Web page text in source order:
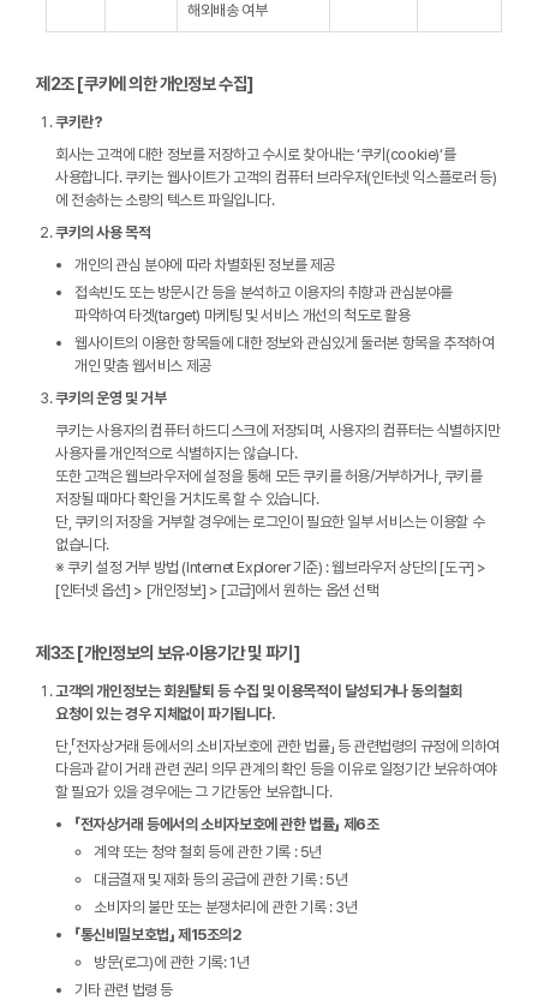
해외배송 여부
제2조 [쿠키에 의한 개인정보 수집]
쿠키란?
회사는 고객에 대한 정보를 저장하고 수시로 찾아내는 ‘쿠키(cookie)‘를
사용합니다. 쿠키는 웹사이트가 고객의 컴퓨터 브라우저(인터넷 익스플로러 등)
에 전송하는 소량의 텍스트 파일입니다.
쿠키의 사용 목적
개인의 관심 분야에 따라 차별화된 정보를 제공
접속빈도 또는 방문시간 등을 분석하고 이용자의 취향과 관심분야를
파악하여 타겟(target) 마케팅 및 서비스 개선의 척도로 활용
웹사이트의 이용한 항목들에 대한 정보와 관심있게 둘러본 항목을 추적하여
개인 맞춤 웹서비스 제공
쿠키의 운영 및 거부
쿠키는 사용자의 컴퓨터 하드디스크에 저장되며, 사용자의 컴퓨터는 식별하지만
사용자를 개인적으로 식별하지는 않습니다.
또한 고객은 웹브라우저에 설정을 통해 모든 쿠키를 허용/거부하거나, 쿠키를
저장될 때마다 확인을 거치도록 할 수 있습니다.
단, 쿠키의 저장을 거부할 경우에는 로그인이 필요한 일부 서비스는 이용할 수
없습니다.
※ 쿠키 설정 거부 방법 (Internet Explorer 기준) : 웹브라우저 상단의 [도구] >
[인터넷 옵션] > [개인정보] > [고급]에서 원하는 옵션 선택
제3조 [개인정보의 보유∙이용기간 및 파기]
고객의 개인정보는 회원탈퇴 등 수집 및 이용목적이 달성되거나 동의철회
요청이 있는 경우 지체없이 파기됩니다.
단,「전자상거래 등에서의 소비자보호에 관한 법률」 등 관련법령의 규정에 의하여
다음과 같이 거래 관련 권리 의무 관계의 확인 등을 이유로 일정기간 보유하여야
할 필요가 있을 경우에는 그 기간동안 보유합니다.
「전자상거래 등에서의 소비자보호에 관한 법률」 제6조
계약 또는 청약 철회 등에 관한 기록 : 5년
대금결재 및 재화 등의 공급에 관한 기록 : 5년
소비자의 불만 또는 분쟁처리에 관한 기록 : 3년
「통신비밀보호법」 제15조의2
방문(로그)에 관한 기록: 1년
기타 관련 법령 등